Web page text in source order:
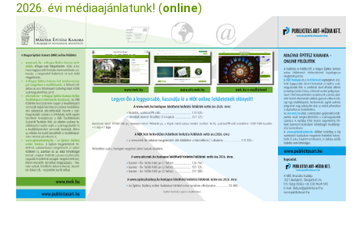
2026. évi médiaajánlatunk! (online)